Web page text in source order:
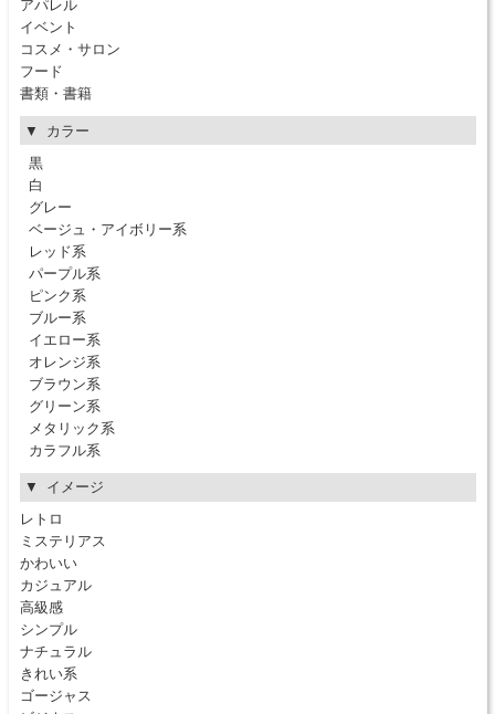
アパレル
イベント
コスメ・サロン
フード
書類・書籍
カラー
黒
白
グレー
ベージュ・アイボリー系
レッド系
パープル系
ピンク系
ブルー系
イエロー系
オレンジ系
ブラウン系
グリーン系
メタリック系
カラフル系
イメージ
レトロ
ミステリアス
かわいい
カジュアル
高級感
シンプル
ナチュラル
きれい系
ゴージャス